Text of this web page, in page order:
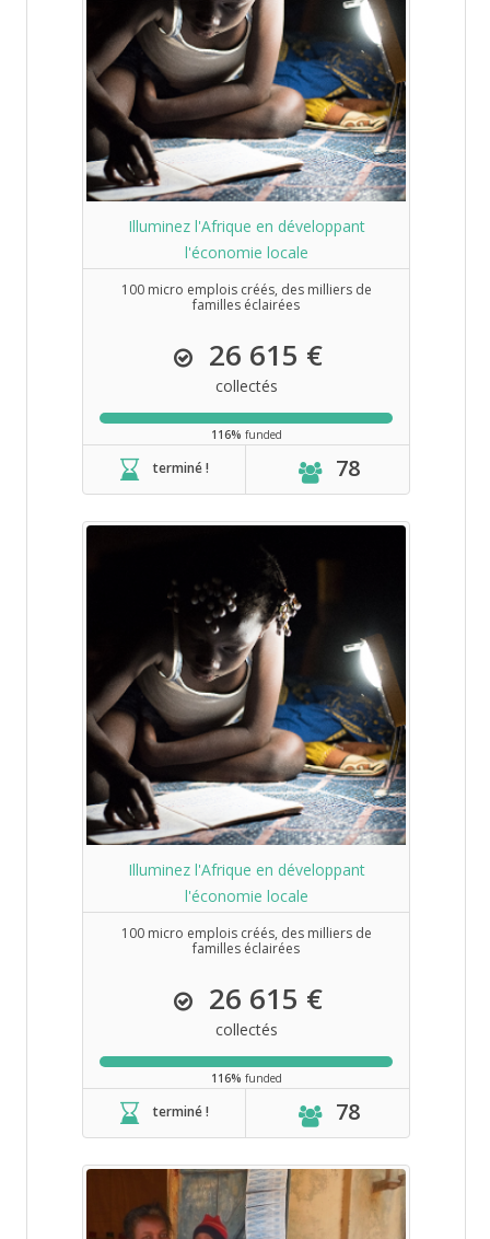
Illuminez l'Afrique en développant
l'économie locale
100 micro emplois créés, des milliers de
familles éclairées
26 615 €
collectés
116% funded
terminé ! 78
Illuminez l'Afrique en développant
l'économie locale
100 micro emplois créés, des milliers de
familles éclairées
26 615 €
collectés
116% funded
terminé ! 78